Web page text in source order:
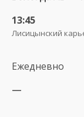
13:45
Лисицынский
Ежедневно
—